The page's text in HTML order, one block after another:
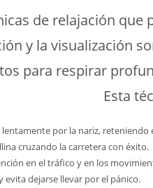
de relajación
y la visualización
para respirar
Esta
por la nariz,
cruzando la carretera con éxito.
en el tráfico y en los
evita dejarse llevar por el pánico.